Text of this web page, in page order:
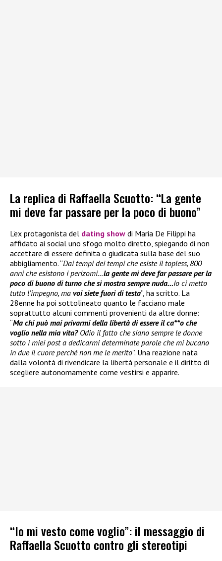
La replica di Raffaella Scuotto: “La gente
mi deve far passare per la poco di buono”
L’ex protagonista del dating show di Maria De Filippi ha
affidato ai social uno sfogo molto diretto, spiegando di non
accettare di essere definita o giudicata sulla base del suo
abbigliamento. “Dai tempi dei tempi che esiste il topless, 800
anni che esistono i perizomi…la gente mi deve far passare per la
poco di buono di turno che si mostra sempre nuda…Io ci metto
tutto l’impegno, ma voi siete fuori di testa”, ha scritto. La
28enne ha poi sottolineato quanto le facciano male
soprattutto alcuni commenti provenienti da altre donne:
“Ma chi può mai privarmi della libertà di essere il ca**o che
voglio nella mia vita? Odio il fatto che siano sempre le donne
sotto i miei post a dedicarmi determinate parole che mi bucano
in due il cuore perché non me le merito”. Una reazione nata
dalla volontà di rivendicare la libertà personale e il diritto di
scegliere autonomamente come vestirsi e apparire.
“Io mi vesto come voglio”: il messaggio di
Raffaella Scuotto contro gli stereotipi